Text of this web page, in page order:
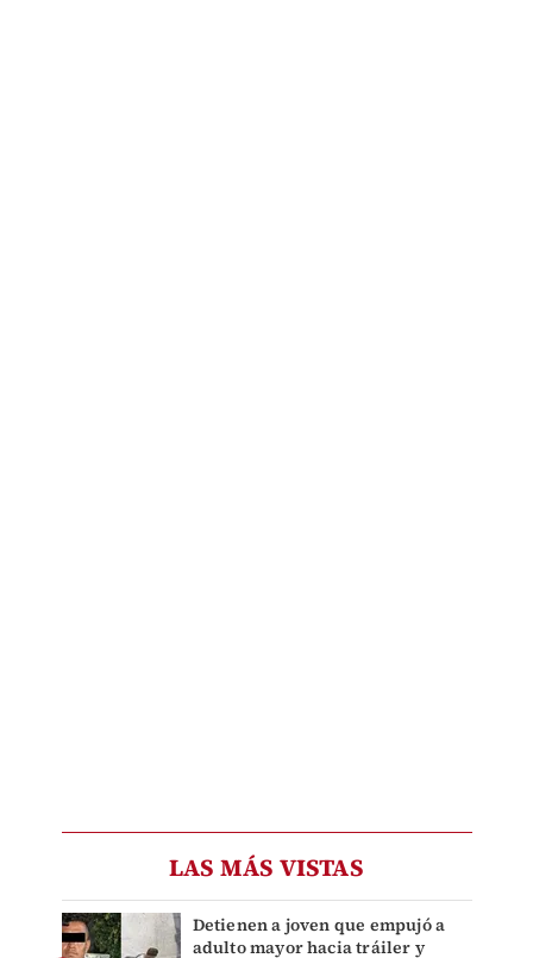
LAS MÁS VISTAS
Detienen a joven que empujó a
adulto mayor hacia tráiler y